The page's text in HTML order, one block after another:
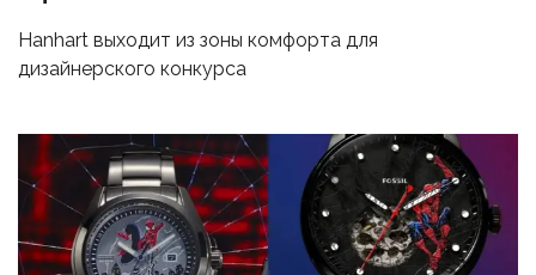
Hanhart выходит из зоны комфорта для
дизайнерского конкурса